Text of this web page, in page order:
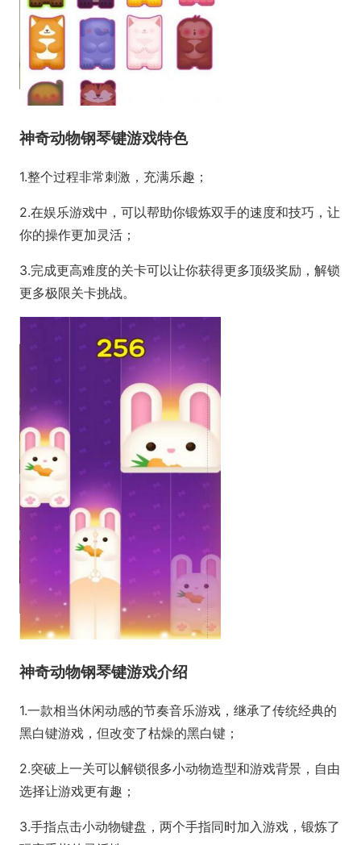
神奇动物钢琴键游戏特色
1.整个过程非常刺激，充满乐趣；
2.在娱乐游戏中，可以帮助你锻炼双手的速度和技巧，让
你的操作更加灵活；
3.完成更高难度的关卡可以让你获得更多顶级奖励，解锁
更多极限关卡挑战。
神奇动物钢琴键游戏介绍
1.一款相当休闲动感的节奏音乐游戏，继承了传统经典的
黑白键游戏，但改变了枯燥的黑白键；
2.突破上一关可以解锁很多小动物造型和游戏背景，自由
选择让游戏更有趣；
3.手指点击小动物键盘，两个手指同时加入游戏，锻炼了